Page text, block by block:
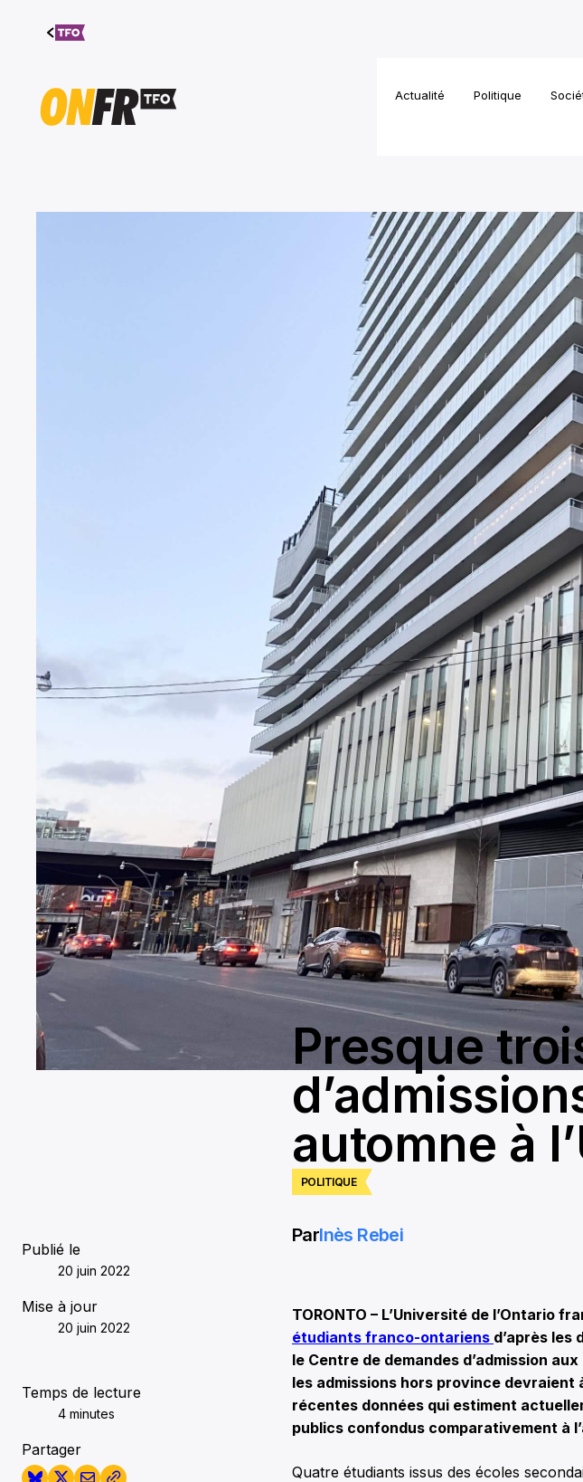
Aller au
contenu
Actualité Politique
POLITIQUE
Presque
automne à
Publié le
20 juin 2022
Mise à jour
20 juin 2022
Temps de lecture
4 minutes
Partager
ParInès Rebei
TORONTO – L’Université de l’Ontario
étudiants franco-ontariens d’après les
le Centre de demandes d’admission
les admissions hors province devraient
récentes données qui estiment
publics confondus comparativement à
Quatre étudiants issus des écoles